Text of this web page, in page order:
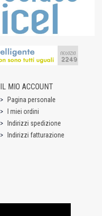
IL MIO ACCOUNT
Pagina personale
I miei ordini
Indirizzi spedizione
Indirizzi fatturazione